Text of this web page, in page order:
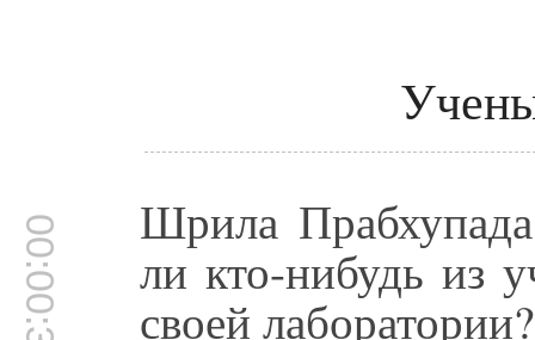
00:00:30 Шрила
ли кто-нибудь из
своей лаборатории?